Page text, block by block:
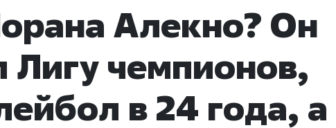
Алекно? Он
Лигу чемпионов,
в 24 года, а